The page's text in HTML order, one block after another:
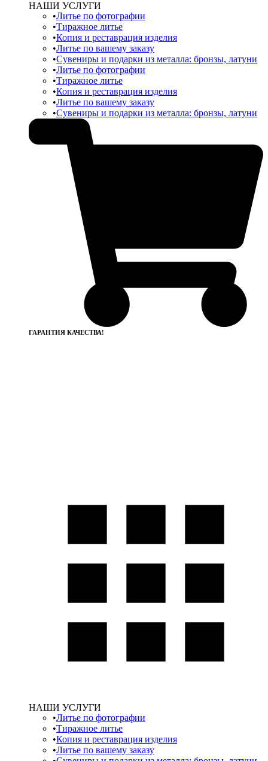
НАШИ УСЛУГИ
Литье по фотографии
Тиражное литье
Копия и реставрация изделия
Литье по вашему заказу
Сувениры и подарки из металла: бронзы, латуни
Литье по фотографии
Тиражное литье
Копия и реставрация изделия
Литье по вашему заказу
Сувениры и подарки из металла: бронзы, латуни
ГАРАНТИЯ КАЧЕСТВА!
НАШИ УСЛУГИ
Литье по фотографии
Тиражное литье
Копия и реставрация изделия
Литье по вашему заказу